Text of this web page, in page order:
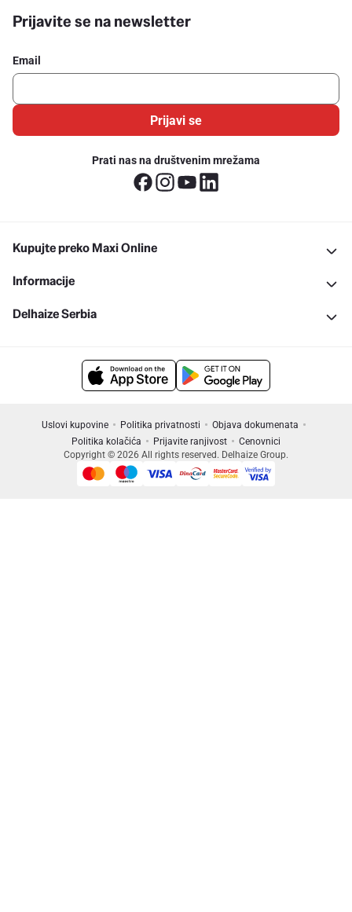
Prijavite se na newsletter
Email
Prijavi se
Prati nas na društvenim mrežama
Kupujte preko Maxi Online
Informacije
Delhaize Serbia
Uslovi kupovine Politika privatnosti
Objava dokumenata
Politika kolačića
Prijavite ranjivost
Cenovnici
Copyright © 2026 All rights reserved. Delhaize Group.